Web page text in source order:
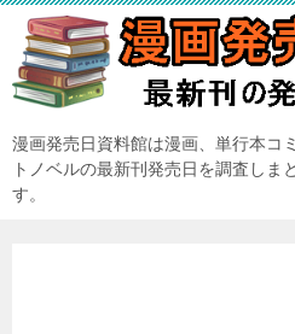
漫画発売日資料館は漫画、単行本コ
トノベルの最新刊発売日を調査しま
す。